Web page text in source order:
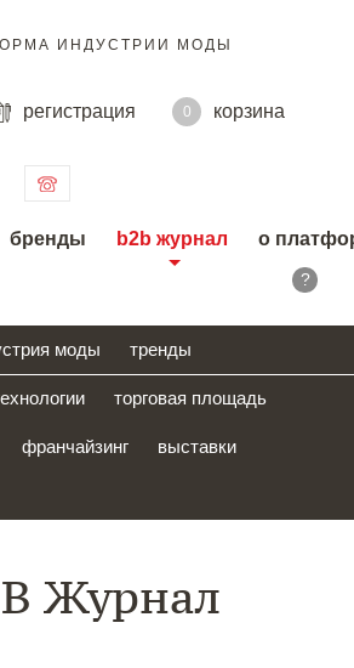
ИНДУСТРИИ МОДЫ
регистрация 0
корзина
бренды b2b журнал о
?
моды тренды
торговая площадь
франчайзинг выставки
Журнал